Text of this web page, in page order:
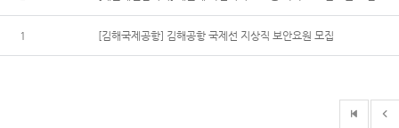
1 [김해국제공항] 김해공항 국제선 지상직 보안요원 모집